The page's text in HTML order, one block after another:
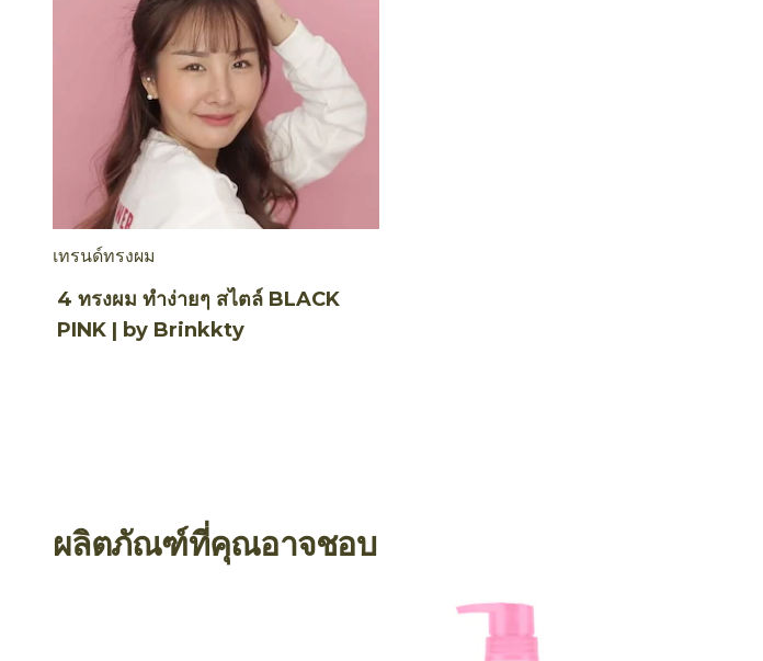
เทรนด์ทรงผม
4 ทรงผม ทำง่ายๆ สไตล์ BLACK
PINK | by Brinkkty
ผลิตภัณฑ์ที่คุณอาจชอบ